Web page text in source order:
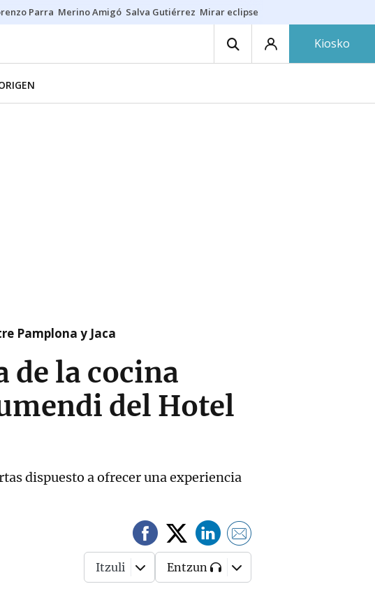
Parra Merino Amigó Salva Gutiérrez Mirar eclipse
Kiosko
Pamplona y Jaca
de la cocina
del Hotel
dispuesto a ofrecer una experiencia
Itzuli Entzun